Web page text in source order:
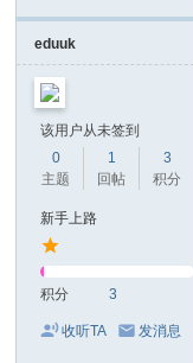
eduuk
该用户从未签到
0
主题
1
回帖
3
积分
新手上路
积分 3
收听TA 发消息